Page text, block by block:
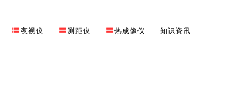
夜视仪 测距仪 热成像仪 知识资讯